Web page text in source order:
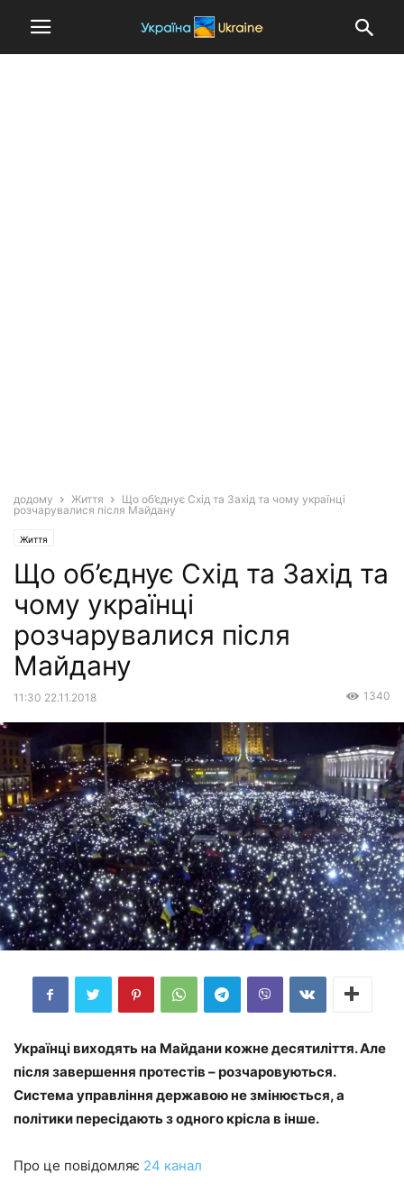
додому Життя
Що об’єднує Схід та Захід та чому українці
розчарувалися після Майдану
Життя
Що об’єднує Схід та Захід та
чому українці
розчарувалися після
Майдану
11:30 22.11.2018 1340
Українці виходять на Майдани кожне десятиліття. Але
після завершення протестів – розчаровуються.
Система управління державою не змінюється, а
політики пересідають з одного крісла в інше.
Про це повідомляє 24 канал